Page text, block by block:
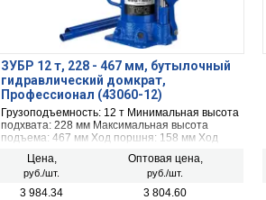
ЗУБР 12 т, 228 - 467 мм, бутылочный
гидравлический домкрат,
Профессионал (43060-12)
Грузоподъемность: 12 т Минимальная высота
подхвата: 228 мм Максимальная высота
подъема: 467 мм Ход поршня: 158 мм Ход
Цена,
руб./шт.
Оптовая цена,
руб./шт.
3 984.34 3 804.60